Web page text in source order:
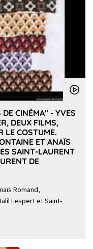
CINÉMA" - YVES
DEUX FILMS,
LE COSTUME.
ET ANAÏS
SAINT-LAURENT
DE
Romand,
Lespert et Saint-